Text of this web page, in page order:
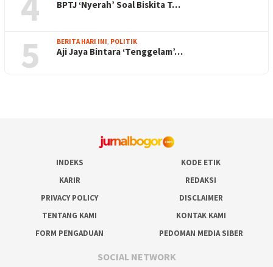
BPTJ ‘Nyerah’ Soal Biskita T…
5 BERITA HARI INI POLITIK
Aji Jaya Bintara ‘Tenggelam’…
INDEKS
KODE ETIK
KARIR
REDAKSI
PRIVACY POLICY
DISCLAIMER
TENTANG KAMI
KONTAK KAMI
FORM PENGADUAN
PEDOMAN MEDIA SIBER
SOCIAL NETWORK